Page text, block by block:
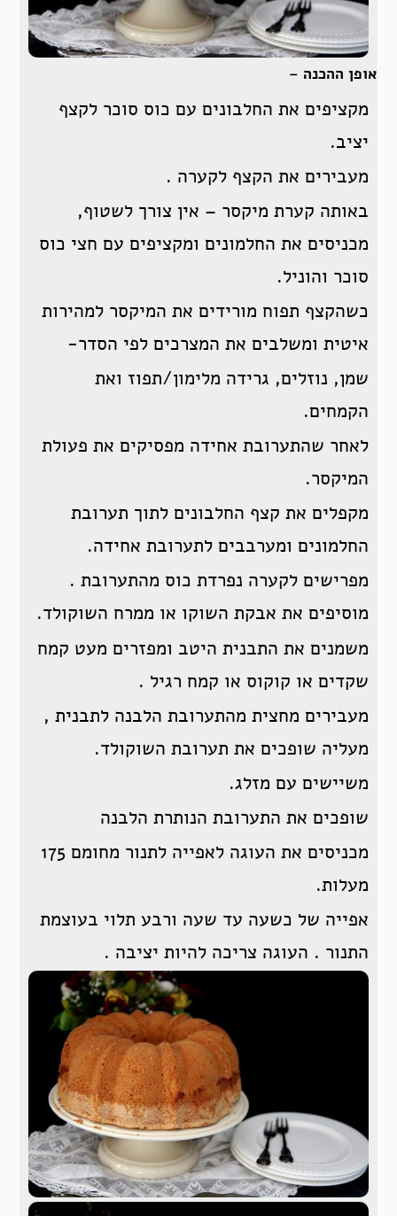
אופן ההכנה –
מקציפים את החלבונים עם כוס סוכר לקצף
יציב.
מעבירים את הקצף לקערה .
באותה קערת מיקסר – אין צורך לשטוף,
מכניסים את החלמונים ומקציפים עם חצי כוס
סוכר והוניל.
כשהקצף תפוח מורידים את המיקסר למהירות
איטית ומשלבים את המצרכים לפי הסדר-
שמן, נוזלים, גרידה מלימון/תפוז ואת
הקמחים.
לאחר שהתערובת אחידה מפסיקים את פעולת
המיקסר.
מקפלים את קצף החלבונים לתוך תערובת
החלמונים ומערבבים לתערובת אחידה.
מפרישים לקערה נפרדת כוס מהתערובת .
מוסיפים את אבקת השוקו או ממרח השוקולד.
משמנים את התבנית היטב ומפזרים מעט קמח
שקדים או קוקוס או קמח רגיל .
מעבירים מחצית מהתערובת הלבנה לתבנית ,
מעליה שופכים את תערובת השוקולד.
משיישים עם מזלג.
שופכים את התערובת הנותרת הלבנה
מכניסים את העוגה לאפייה לתנור מחומם 175
מעלות.
אפייה של כשעה עד שעה ורבע תלוי בעוצמת
התנור . העוגה צריכה להיות יציבה .